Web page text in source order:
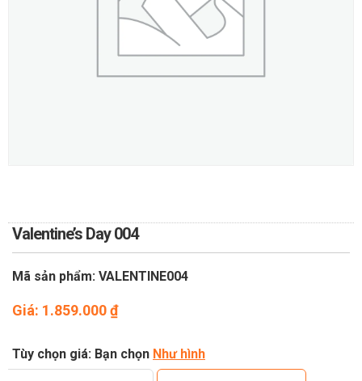
Valentine’s Day 004
Mã sản phẩm: VALENTINE004
Giá: 1.859.000₫
Tùy chọn giá: Bạn chọn Như hình
DỊCH VỤ GỬI ĐIỆN HOA VỀ